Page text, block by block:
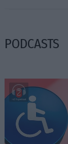
PODCASTS